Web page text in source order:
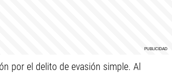
por el delito de evasión simple. Al